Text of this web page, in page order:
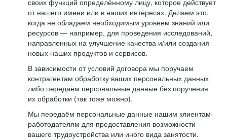
своих функций определённому лицу, которое действует
от нашего имени или в наших интересах. Делаем это,
когда не обладаем необходимым уровнем знаний или
ресурсов — например, для проведения исследований,
направленных на улучшение качества и/или создания
новых наших продуктов и сервисов.
В зависимости от условий договора мы поручаем
контрагентам обработку ваших персональных данных
либо передаём персональные данные без поручения
их обработки (так тоже можно).
Мы передаём персональные данные нашим клиентам-
работодателям для предоставления возможности
вашего трудоустройства или иного вида занятости.